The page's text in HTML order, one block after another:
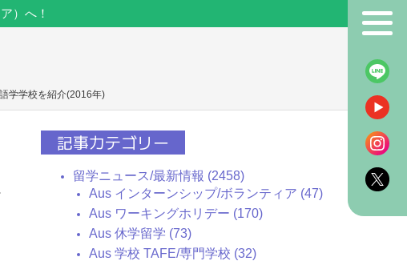
）へ！
学学校を紹介(2016年)
記事カテゴリー
留学ニュース/最新情報 (2458)
Aus インターンシップ/ボランティア (47)
Aus ワーキングホリデー (170)
Aus 休学留学 (73)
Aus 学校 TAFE/専門学校 (32)